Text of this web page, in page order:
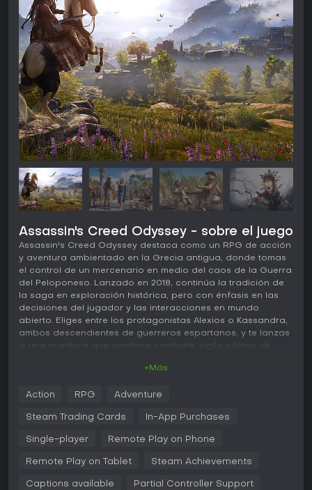
Assassin's Creed Odyssey - sobre el juego
Assassin's Creed Odyssey destaca como un RPG de acción
y aventura ambientado en la Grecia antigua, donde tomas
el control de un mercenario en medio del caos de la Guerra
del Peloponeso. Lanzado en 2018, continúa la tradición de
la saga en exploración histórica, pero con énfasis en las
decisiones del jugador y las interacciones en mundo
abierto. Eliges entre los protagonistas Alexios o Kassandra,
ambos descendientes de guerreros espartanos, y te lanzas
a una aventura que combina combate, sigilo y toma de
persona con elementos RPG, como un árbol de habilidades
cuerpo a cuerpo con armas como espadas y lanzas, a
mecánicas de sigilo permiten asesinatos y escondites,
barco para librar batallas en alta mar. Tus opciones en
+Más
Action RPG Adventure
Steam Trading Cards In-App Purchases
Single-player Remote Play on Phone
Remote Play on Tablet Steam Achievements
Captions available Partial Controller Support